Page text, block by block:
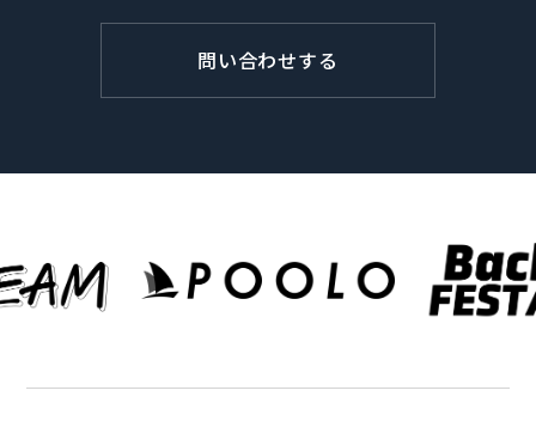
問い合わせする